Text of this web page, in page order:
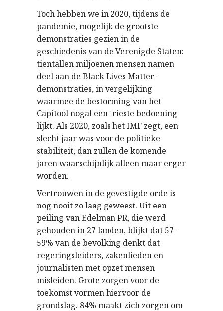
Toch hebben we in 2020, tijdens de
pandemie, mogelijk de grootste
demonstraties gezien in de
geschiedenis van de Verenigde Staten:
tientallen miljoenen mensen namen
deel aan de Black Lives Matter-
demonstraties, in vergelijking
waarmee de bestorming van het
Capitool nogal een trieste bedoening
lijkt. Als 2020, zoals het IMF zegt, een
slecht jaar was voor de politieke
stabiliteit, dan zullen de komende
jaren waarschijnlijk alleen maar erger
worden.
Vertrouwen in de gevestigde orde is
nog nooit zo laag geweest. Uit een
peiling van Edelman PR, die werd
gehouden in 27 landen, blijkt dat 57-
59% van de bevolking denkt dat
regeringsleiders, zakenlieden en
journalisten met opzet mensen
misleiden. Grote zorgen voor de
toekomst vormen hiervoor de
grondslag. 84% maakt zich zorgen om